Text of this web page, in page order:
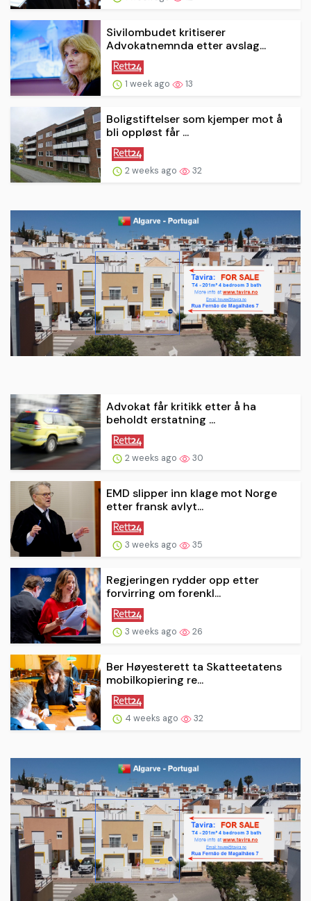
Sivilombudet kritiserer
Advokatnemnda etter avslag...
1 week ago 13
Boligstiftelser som kjemper mot å
bli oppløst får ...
2 weeks ago 32
Advokat får kritikk etter å ha
beholdt erstatning ...
2 weeks ago 30
EMD slipper inn klage mot Norge
etter fransk avlyt...
3 weeks ago 35
Regjeringen rydder opp etter
forvirring om forenkl...
3 weeks ago 26
Ber Høyesterett ta Skatteetatens
mobilkopiering re...
4 weeks ago 32